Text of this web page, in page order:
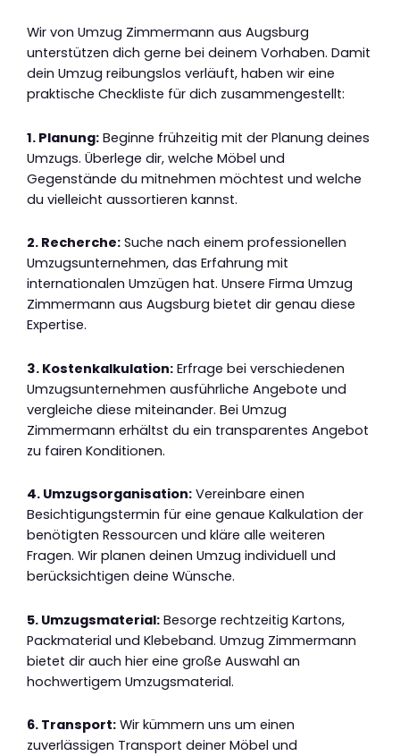
Wir von Umzug Zimmermann aus Augsburg
unterstützen dich gerne bei deinem Vorhaben. Damit
dein Umzug reibungslos verläuft, haben wir eine
praktische Checkliste für dich zusammengestellt:
1. Planung: Beginne frühzeitig mit der Planung deines
Umzugs. Überlege dir, welche Möbel und
Gegenstände du mitnehmen möchtest und welche
du vielleicht aussortieren kannst.
2. Recherche: Suche nach einem professionellen
Umzugsunternehmen, das Erfahrung mit
internationalen Umzügen hat. Unsere Firma Umzug
Zimmermann aus Augsburg bietet dir genau diese
Expertise.
3. Kostenkalkulation: Erfrage bei verschiedenen
Umzugsunternehmen ausführliche Angebote und
vergleiche diese miteinander. Bei Umzug
Zimmermann erhältst du ein transparentes Angebot
zu fairen Konditionen.
4. Umzugsorganisation: Vereinbare einen
Besichtigungstermin für eine genaue Kalkulation der
benötigten Ressourcen und kläre alle weiteren
Fragen. Wir planen deinen Umzug individuell und
berücksichtigen deine Wünsche.
5. Umzugsmaterial: Besorge rechtzeitig Kartons,
Packmaterial und Klebeband. Umzug Zimmermann
bietet dir auch hier eine große Auswahl an
hochwertigem Umzugsmaterial.
6. Transport: Wir kümmern uns um einen
zuverlässigen Transport deiner Möbel und